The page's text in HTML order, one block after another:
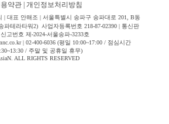
약관 개인정보처리방침
| 대표 안해조 | 서울특별시 송파구 송파대로 201, B동
파테라타워2) 사업자등록번호 218-87-02390 | 통신판
고번호 제-2024-서울송파-3233호
| 02-400-6036 (평일 10:00~17:00 / 점심시간
/ 주말 및 공휴일 휴무)
ALL RIGHTS RESERVED